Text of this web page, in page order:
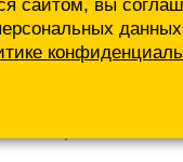
сайтом, вы
и просчитаем КП!